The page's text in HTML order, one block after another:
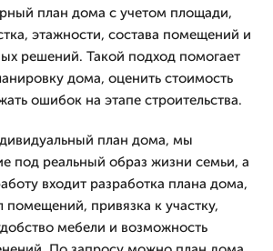
план дома с учетом площади,
этажности, состава помещений и
решений. Такой подход помогает
дома, оценить стоимость
ошибок на этапе строительства.
план дома, мы
под реальный образ жизни семьи, а
входит разработка плана дома,
помещений, привязка к участку,
мебели и возможность